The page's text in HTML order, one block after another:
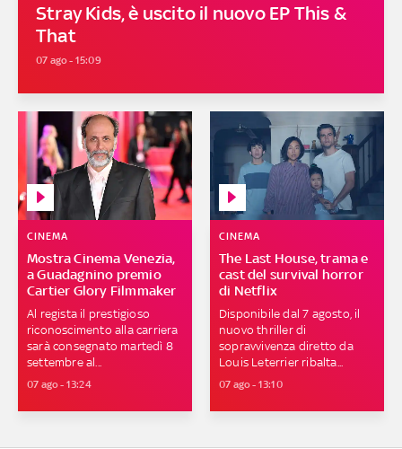
Stray Kids, è uscito il nuovo EP This &
That
07 ago - 15:09
Mostra Cinema Venezia,
a Guadagnino premio
Cartier Glory Filmmaker
CINEMA
Al regista il prestigioso
riconoscimento alla carriera
sarà consegnato martedì 8
settembre al...
07 ago - 13:24
The Last House, trama e
cast del survival horror
di Netflix
CINEMA
Disponibile dal 7 agosto, il
nuovo thriller di
sopravvivenza diretto da
Louis Leterrier ribalta...
07 ago - 13:10